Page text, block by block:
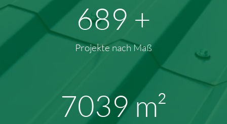
914 +
Projekte nach Maß
9694m²